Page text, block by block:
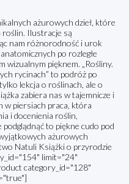
ażurowych dzieł, które
roślin. Ilustracje są
nam różnorodność i urok
po rozległe
wizualnym pięknem. „Rośliny.
rycinach” to podróż po
lekcja o roślinach, ale o
zabiera nas w tajemnicze i
w piersiach praca, która
i docenienia roślin,
to piękne cudo pod
ażurowych
Natuli Książki o przyrodzie
limit="24"
category_id="128"